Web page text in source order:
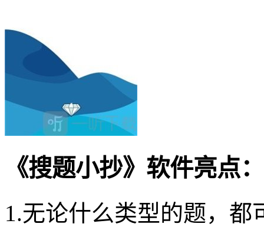
《搜题小抄》软件亮点：
1.无论什么类型的题，